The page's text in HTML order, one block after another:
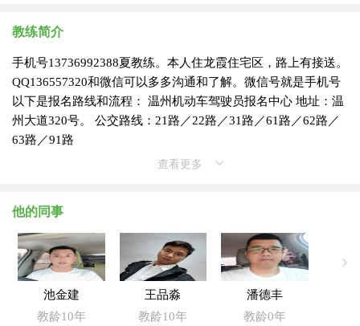
教练简介
手机号13736992388夏教练。本人住龙霞住宅区，路上有接送。
QQ136557320和微信可以多多沟通和了解。微信号就是手机号
以下是报名路线和流程： 温州机动车驾驶员报名中心 地址：温
州大道320号。 公交路线：21路／22路／31路／61路／62路／
63路／91路
查看更多
他的同事
池金建
教龄10年
王品淼
教龄10年
潘德丰
教龄0年